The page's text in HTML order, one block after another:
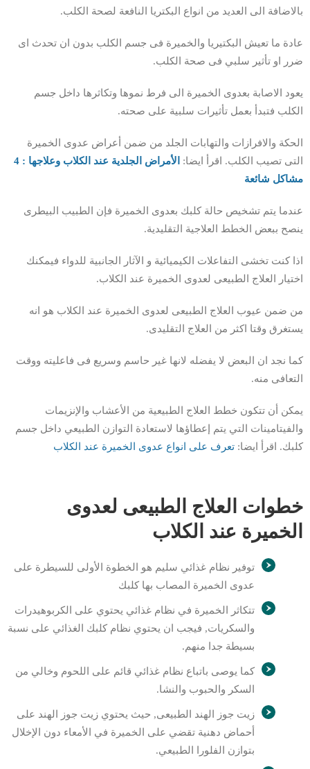
بالاضافة الى العديد من انواع البكتريا النافعة لصحة الكلب.
عادة ما تعيش البكتيريا والخميرة فى جسم الكلب بدون ان تحدث اى
ضرر او تأثير سلبي فى صحة الكلب.
يعود الاصابة بعدوى الخميرة الى فرط نموها وتكاثرها داخل جسم
الكلب فتبدأ بعمل تأثيرات سلبية على صحته.
الحكة والافرازات والتهابات الجلد من ضمن أعراض عدوى الخميرة
التى تصيب الكلب. اقرأ ايضا:
الأمراض الجلدية عند الكلاب وعلاجها : 4
مشاكل شائعة
عندما يتم تشخيص حالة كلبك بعدوى الخميرة فإن الطبيب البيطرى
ينصح ببعض الخطط العلاجية التقليدية.
اذا كنت تخشى التفاعلات الكيميائية و الآثار الجانبية للدواء فيمكنك
اختيار العلاج الطبيعى لعدوى الخميرة عند الكلاب.
من ضمن عيوب العلاج الطبيعى لعدوى الخميرة عند الكلاب هو انه
يستغرق وقتا اكثر من العلاج التقليدى.
كما نجد ان البعض لا يفضله لانها غير حاسم وسريع فى فاعليته ووقت
التعافى منه.
يمكن أن تتكون خطط العلاج الطبيعية من الأعشاب والإنزيمات
والفيتامينات التي يتم إعطاؤها لاستعادة التوازن الطبيعي داخل جسم
كلبك. اقرأ ايضا: تعرف على انواع عدوى الخميرة عند الكلاب
خطوات العلاج الطبيعى لعدوى
الخميرة عند الكلاب
توفير نظام غذائي سليم هو الخطوة الأولى للسيطرة على
عدوى الخميرة المصاب بها كلبك
تتكاثر الخميرة في نظام غذائي يحتوي على الكربوهيدرات
والسكريات, فيجب ان يحتوي نظام كلبك الغذائي على نسبة
بسيطة جدا منهم.
كما يوصى باتباع نظام غذائي قائم على اللحوم وخالي من
السكر والحبوب والنشا.
زيت جوز الهند الطبيعى, حيث يحتوي زيت جوز الهند على
أحماض دهنية تقضي على الخميرة في الأمعاء دون الإخلال
بتوازن الفلورا الطبيعي.